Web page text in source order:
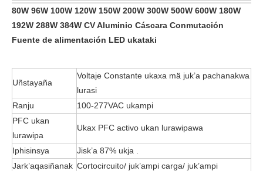
80W 96W 100W 120W 150W 200W 300W 500W 600W 180W
192W 288W 384W CV Aluminio Cáscara Conmutación
Fuente de alimentación LED ukataki
Uñstayaña
Voltaje Constante ukaxa mä juk’a pachanakwa
lurasi
Ranju
100-277VAC ukampi
PFC ukan
lurawipa
Ukax PFC activo ukan lurawipawa
Iphisinsya
Jisk’a 87% ukja .
Jark’aqasiñanak Cortocircuito/ juk’ampi carga/ juk’ampi